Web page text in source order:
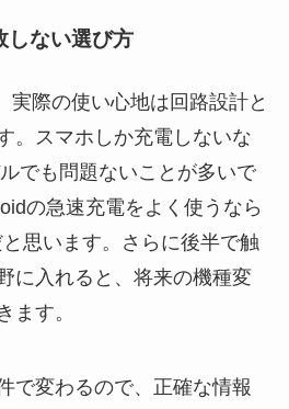
ない選び方
実際の使い心地は回路設計と
。スマホしか充電しないな
でも問題ないことが多いで
の急速充電をよく使うなら
思います。さらに後半で触
に入れると、将来の機種変
ます。
で変わるので、正確な情報